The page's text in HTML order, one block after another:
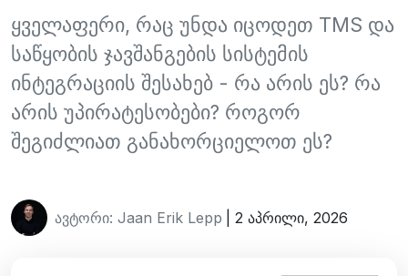
ყველაფერი, რაც უნდა იცოდეთ TMS და
საწყობის ჯავშანგების სისტემის
ინტეგრაციის შესახებ - რა არის ეს? რა
არის უპირატესობები? როგორ
შეგიძლიათ განახორციელოთ ეს?
ავტორი: Jaan Erik Lepp | 2 აპრილი, 2026